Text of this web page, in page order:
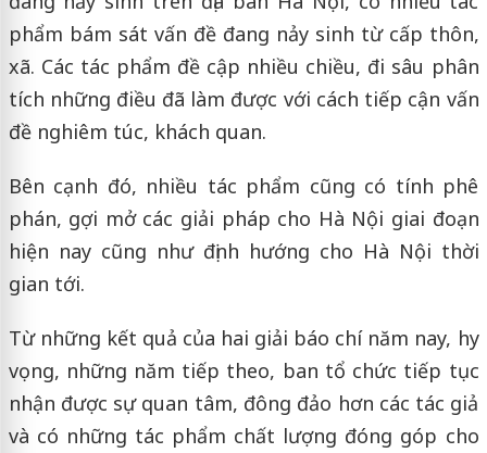
phẩm bám sát vấn đề đang nảy sinh từ cấp thôn,
xã. Các tác phẩm đề cập nhiều chiều, đi sâu phân
tích những điều đã làm được với cách tiếp cận vấn
đề nghiêm túc, khách quan.
Bên cạnh đó, nhiều tác phẩm cũng có tính phê
phán, gợi mở các giải pháp cho Hà Nội giai đoạn
hiện nay cũng như định hướng cho Hà Nội thời
gian tới.
Từ những kết quả của hai giải báo chí năm nay, hy
vọng, những năm tiếp theo, ban tổ chức tiếp tục
nhận được sự quan tâm, đông đảo hơn các tác giả
và có những tác phẩm chất lượng đóng góp cho